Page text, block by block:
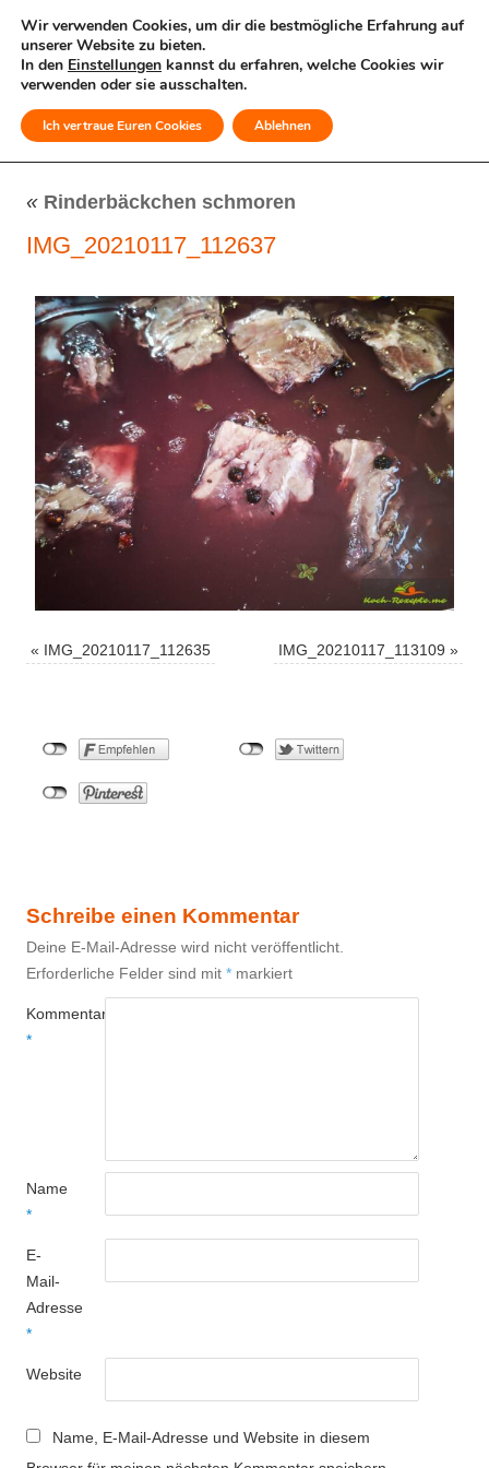
MENÜ
« Rinderbäckchen schmoren
IMG_20210117_112637
« IMG_20210117_112635 IMG_20210117_113109 »
Schreibe einen Kommentar
Deine E-Mail-Adresse wird nicht veröffentlicht.
Erforderliche Felder sind mit * markiert
Kommentar
*
Name
*
E-
Mail-
Adresse
*
Website
Name, E-Mail-Adresse und Website in diesem
Wir verwenden Cookies, um dir die bestmögliche Erfahrung auf
unserer Website zu bieten.
In den Einstellungen kannst du erfahren, welche Cookies wir
verwenden oder sie ausschalten.
Ich vertraue Euren Cookies Ablehnen